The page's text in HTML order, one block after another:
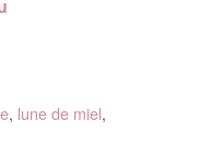
, lune de miel,